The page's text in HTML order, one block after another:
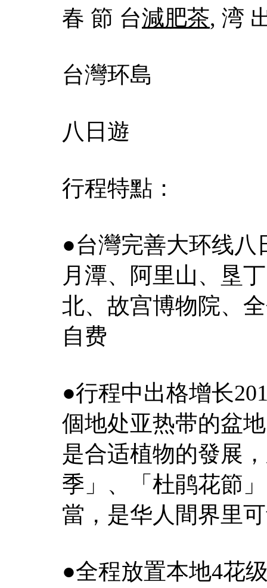
春 節 台減肥茶, 湾
台灣环島
八日遊
行程特點：
●台灣完善大环线八
月潭、阿里山、垦
北、故宫博物院、
自费
●行程中出格增长
個地处亚热带的盆
是合适植物的發展
季」、「杜鹃花節
當，是华人間界里
●全程放置本地4花